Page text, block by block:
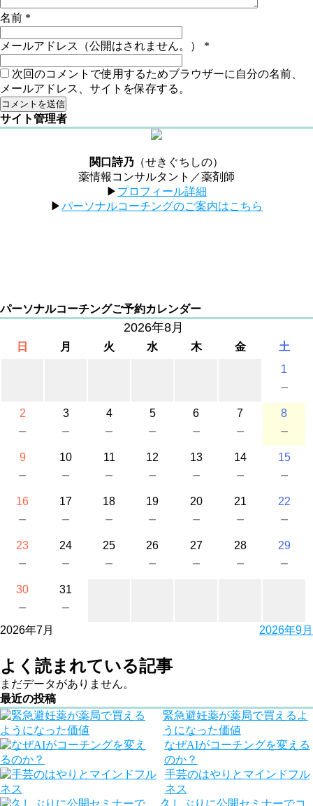
名前 *
メールアドレス（公開はされません。） *
次回のコメントで使用するためブラウザーに自分の名前、
メールアドレス、サイトを保存する。
サイト管理者
関口詩乃 （せきぐちしの）
薬情報コンサルタント／薬剤師
▶︎ プロフィール詳細
▶︎パーソナルコーチングのご案内はこちら
パーソナルコーチングご予約カレンダー
2026年8月
日 月 火 水 木 金
土
1
－
2
－
3
－
4
－
5
－
6
－
7
－
8
－
9
－
10
－
11
－
12
－
13
－
14
－
15
－
16
－
17
－
18
－
19
－
20
－
21
－
22
－
23
－
24
－
25
－
26
－
27
－
28
－
29
－
30
－
31
－
2026年7月 2026年9月
よく読まれている記事
まだデータがありません。
最近の投稿
緊急避妊薬が薬局で買えるよ
うになった価値
なぜAIがコーチングを変える
のか？
手芸のはやりとマインドフル
ネス
久しぶりに公開セミナーでコ